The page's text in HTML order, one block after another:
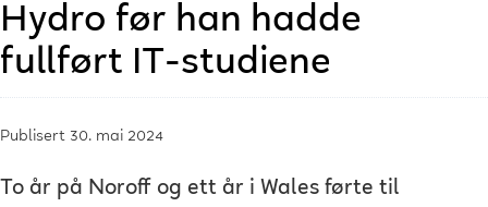
Hydro før han hadde
fullført IT-studiene
Publisert 30. mai 2024
To år på Noroff og ett år i Wales førte til